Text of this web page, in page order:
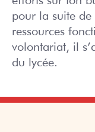
pour la suite de
ressources
volontariat, il
du lycée.